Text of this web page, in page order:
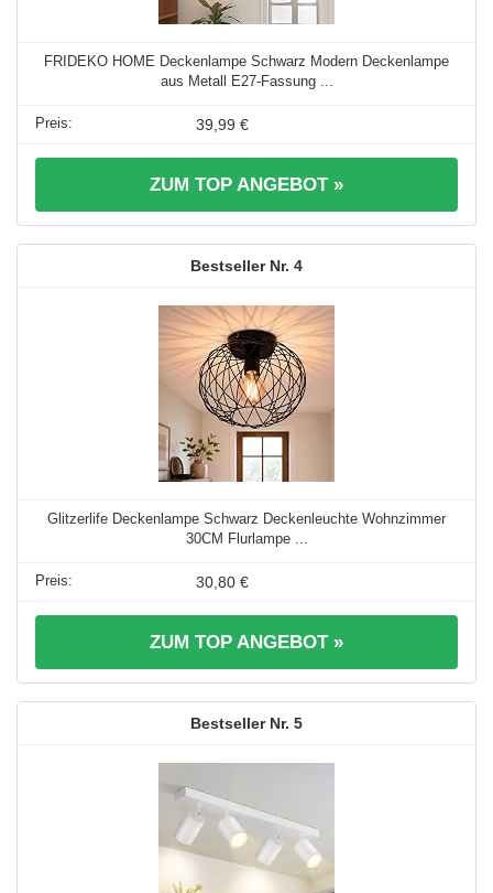
FRIDEKO HOME Deckenlampe Schwarz Modern Deckenlampe
aus Metall E27-Fassung ...
39,99 €
ZUM TOP ANGEBOT »
4
Glitzerlife Deckenlampe Schwarz Deckenleuchte Wohnzimmer
30CM Flurlampe ...
30,80 €
ZUM TOP ANGEBOT »
5